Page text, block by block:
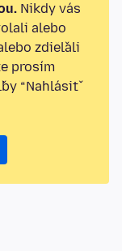
Nikdy vás
alebo
zdieľali
prosím
“Nahlásiť